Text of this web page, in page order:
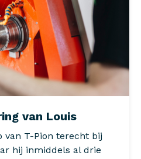
van Louis
T-Pion terecht bij
hij inmiddels al drie